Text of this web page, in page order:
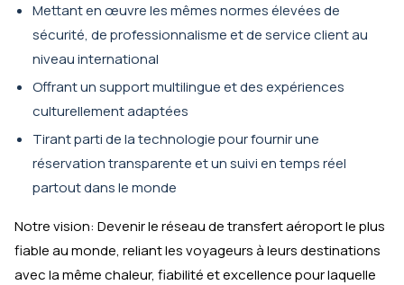
Mettant en œuvre les mêmes normes élevées de
sécurité, de professionnalisme et de service client au
niveau international
Offrant un support multilingue et des expériences
culturellement adaptées
Tirant parti de la technologie pour fournir une
réservation transparente et un suivi en temps réel
partout dans le monde
Notre vision: Devenir le réseau de transfert aéroport le plus
fiable au monde, reliant les voyageurs à leurs destinations
avec la même chaleur, fiabilité et excellence pour laquelle